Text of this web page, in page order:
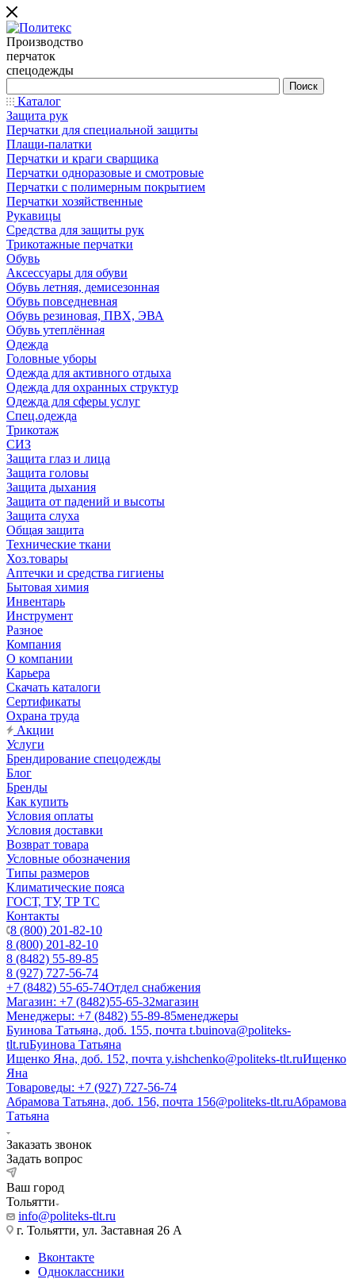
Производство
перчаток
спецодежды
Каталог
Защита рук
Перчатки для специальной защиты
Плащи-палатки
Перчатки и краги сварщика
Перчатки одноразовые и смотровые
Перчатки с полимерным покрытием
Перчатки хозяйственные
Рукавицы
Средства для защиты рук
Трикотажные перчатки
Обувь
Аксессуары для обуви
Обувь летняя, демисезонная
Обувь повседневная
Обувь резиновая, ПВХ, ЭВА
Обувь утеплённая
Одежда
Головные уборы
Одежда для активного отдыха
Одежда для охранных структур
Одежда для сферы услуг
Спец.одежда
Трикотаж
СИЗ
Защита глаз и лица
Защита головы
Защита дыхания
Защита от падений и высоты
Защита слуха
Общая защита
Технические ткани
Хоз.товары
Аптечки и средства гигиены
Бытовая химия
Инвентарь
Инструмент
Разное
Компания
О компании
Карьера
Cкачать каталоги
Сертификаты
Охрана труда
Акции
Услуги
Брендирование спецодежды
Блог
Бренды
Как купить
Условия оплаты
Условия доставки
Возврат товара
Условные обозначения
Типы размеров
Климатические пояса
ГОСТ, ТУ, ТР ТС
Контакты
8 (800) 201-82-10
8 (800) 201-82-10
8 (8482) 55-89-85
8 (927) 727-56-74
+7 (8482) 55-65-74Отдел снабжения
Магазин: +7 (8482)55-65-32магазин
Менеджеры: +7 (8482) 55-89-85менеджеры
Буинова Татьяна, доб. 155, почта t.buinova@politeks-
tlt.ruБуинова Татьяна
Ищенко Яна, доб. 152, почта y.ishchenko@politeks-tlt.ruИщенко
Яна
Товароведы: +7 (927) 727-56-74
Абрамова Татьяна, доб. 156, почта 156@politeks-tlt.ruАбрамова
Татьяна
Заказать звонок
Задать вопрос
Ваш город
Тольятти
info@politeks-tlt.ru
г. Тольятти, ул. Заставная 26 А
Вконтакте
Одноклассники